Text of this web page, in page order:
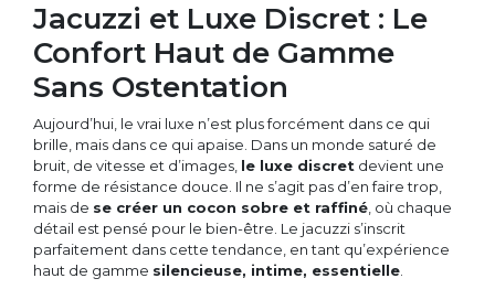
Jacuzzi et Luxe Discret : Le
Confort Haut de Gamme
Sans Ostentation
Aujourd’hui, le vrai luxe n’est plus forcément dans ce qui
brille, mais dans ce qui apaise. Dans un monde saturé de
bruit, de vitesse et d’images, le luxe discret devient une
forme de résistance douce. Il ne s’agit pas d’en faire trop,
mais de se créer un cocon sobre et raffiné , où chaque
détail est pensé pour le bien-être. Le jacuzzi s’inscrit
parfaitement dans cette tendance, en tant qu’expérience
haut de gamme silencieuse, intime, essentielle